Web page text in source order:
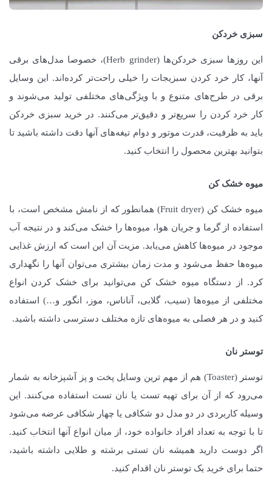
سبزی خردکن
این روزها سبزی خردکن‌ها (Herb grinder)، خصوصا مدل‌های برقی
آنها، کار خرد کردن سبزیجات را خیلی راحت‌تر کرده‌اند. این وسایل
برقی در طرح‌های متنوع و با ویژگی‌های مختلفی تولید می‌شوند و
کار خرد کردن را سریع‌تر و دقیق‌تر می‌کنند. در خرید سبزی خردکن
باید به ظرفیت، قدرت موتور و دوام تیغه‌های آنها دقت داشته باشید تا
بتوانید بهترین محصول را انتخاب کنید.
میوه خشک کن
میوه خشک کن (Fruit dryer) همانطور که از نامش مشخص است، با
استفاده از گرما و جریان هوا، میوه‌ها را خشک می‌کند و در نتیجه آب
موجود در میوه‌ها کاهش می‌یابد. مزیت آن این است که ارزش غذایی
میوه‌ها حفظ می‌شود و مدت زمان بیشتری می‌توان آنها را نگهداری
کرد. از دستگاه میوه خشک کن می‌توانید برای خشک کردن انواع
مختلفی از میوه‌ها (سیب، گلابی، آناناس، موز، انگور و…) استفاده
کنید و در هر فصلی به میوه‌های تازه مختلف دسترسی داشته باشید.
توستر نان
توستر (Toaster) هم از مهم ترین وسایل پخت و پز آشپزخانه به شمار
می‌رود که از آن برای تهیه تست یا نان تست استفاده می‌کنند. این
وسیله کاربردی در دو مدل دو شکافی یا چهار شکافی عرضه می‌شود
تا با توجه به تعداد افراد خانواده خود، از میان انواع آنها انتخاب کنید.
اگر دوست دارید همیشه نان تستی برشته و طلایی داشته باشید،
حتما برای خرید یک توستر نان اقدام کنید.